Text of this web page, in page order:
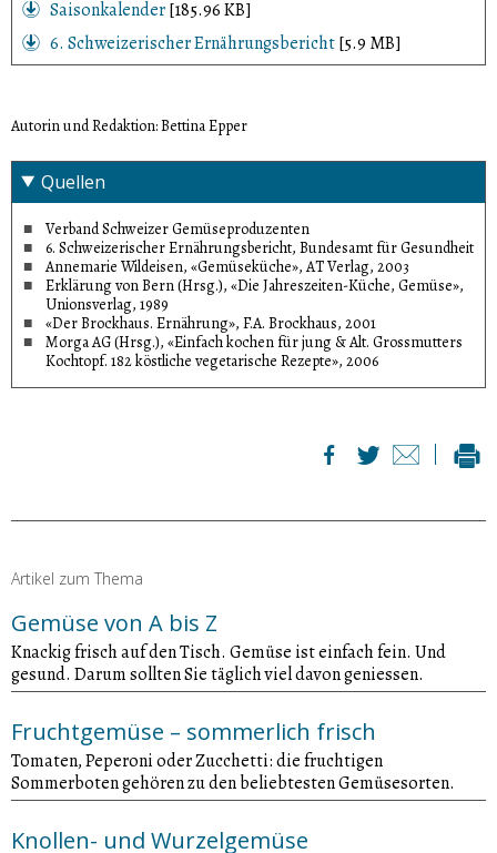
Foto: © Verband Schweizer Gemüseproduzenten,
www.gemuese.ch
Saisonkalender[185.96 KB]
6. Schweizerischer Ernährungsbericht[5.9 MB]
Autorin und Redaktion: Bettina Epper
Quellen
Verband Schweizer Gemüseproduzenten
6. Schweizerischer Ernährungsbericht, Bundesamt für Gesundheit
Annemarie Wildeisen, «Gemüseküche», AT Verlag, 2003
Erklärung von Bern (Hrsg.), «Die Jahreszeiten-Küche, Gemüse»,
Unionsverlag, 1989
«Der Brockhaus. Ernährung», F.A. Brockhaus, 2001
Morga AG (Hrsg.), «Einfach kochen für jung & Alt. Grossmutters
Kochtopf. 182 köstliche vegetarische Rezepte», 2006
Artikel zum Thema
Gemüse von A bis Z
Knackig frisch auf den Tisch. Gemüse ist einfach fein. Und
gesund. Darum sollten Sie täglich viel davon geniessen.
Fruchtgemüse – sommerlich frisch
Tomaten, Peperoni oder Zucchetti: die fruchtigen
Sommerboten gehören zu den beliebtesten Gemüsesorten.
Knollen- und Wurzelgemüse